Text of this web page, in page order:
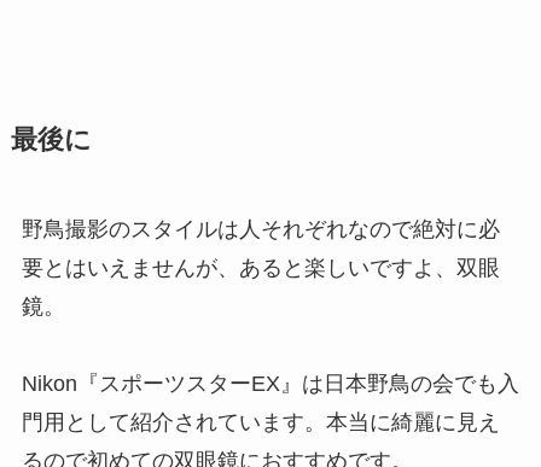
最後に
野鳥撮影のスタイルは人それぞれなので絶対に必
要とはいえませんが、あると楽しいですよ、双眼
鏡。
Nikon『スポーツスターEX』は日本野鳥の会でも入
門用として紹介されています。本当に綺麗に見え
るので初めての双眼鏡におすすめです。